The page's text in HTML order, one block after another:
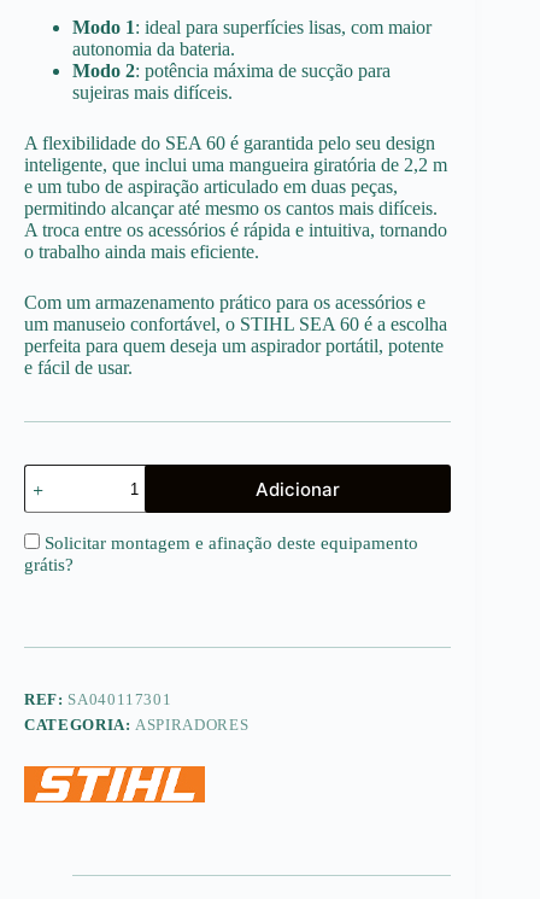
Modo 1: ideal para superfícies lisas, com maior
autonomia da bateria.
Modo 2: potência máxima de sucção para
sujeiras mais difíceis.
A flexibilidade do SEA 60 é garantida pelo seu design
inteligente, que inclui uma mangueira giratória de 2,2 m
e um tubo de aspiração articulado em duas peças,
permitindo alcançar até mesmo os cantos mais difíceis.
A troca entre os acessórios é rápida e intuitiva, tornando
o trabalho ainda mais eficiente.
Com um armazenamento prático para os acessórios e
um manuseio confortável, o STIHL SEA 60 é a escolha
perfeita para quem deseja um aspirador portátil, potente
e fácil de usar.
Quantidade
de
SEA
60
Adicionar
Solicitar montagem e afinação deste equipamento
grátis?
REF: SA040117301
CATEGORIA:ASPIRADORES